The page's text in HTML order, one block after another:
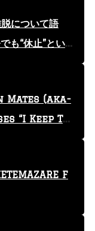
について語
も“休止”とい
Mates (aka-
“I Keep Tr
F